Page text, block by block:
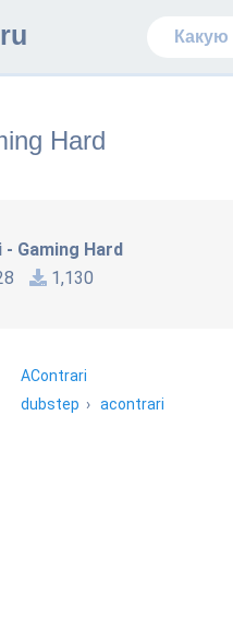
Hard
Gaming Hard
1,130
AContrari
dubstep › acontrari